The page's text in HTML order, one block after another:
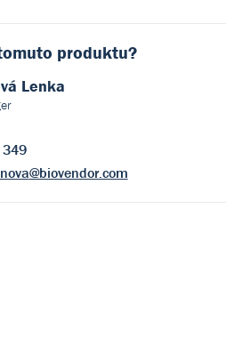
produktu?
Lenka
@biovendor.com